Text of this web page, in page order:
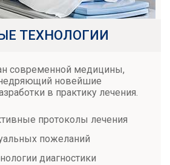
ТЕХНОЛОГИИ
современной медицины,
новейшие
в практику лечения.
протоколы лечения
пожеланий
диагностики